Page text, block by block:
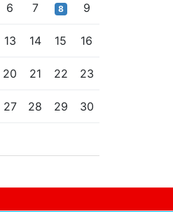
6 7 8 9
13 14 15 16
20 21 22 23
27 28 29 30